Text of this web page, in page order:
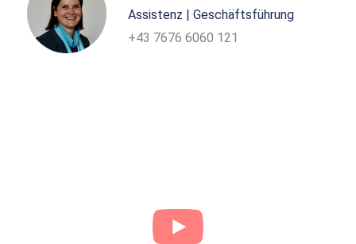
Assistenz | Geschäftsführung
+43 7676 6060 121